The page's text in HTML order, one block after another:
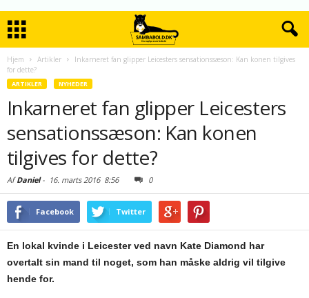
Hjem Artikler
Inkarneret fan glipper Leicesters sensationssæson: Kan konen tilgives
for dette?
ARTIKLER NYHEDER
Inkarneret fan glipper Leicesters
sensationssæson: Kan konen
tilgives for dette?
AfDaniel- 16. marts 20168:56 0
Facebook Twitter
En lokal kvinde i Leicester ved navn Kate Diamond har
overtalt sin mand til noget, som han måske aldrig vil tilgive
hende for.